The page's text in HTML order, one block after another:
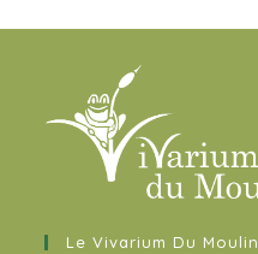
Le Vivarium Du Moulin